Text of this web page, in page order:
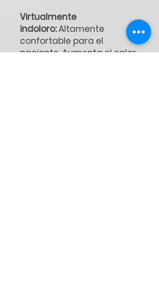
Virtualmente
indoloro:Altamente
confortable para el
paciente. Aumenta el calor